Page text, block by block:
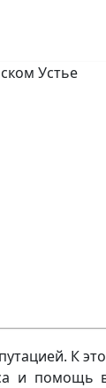
К
и помощь